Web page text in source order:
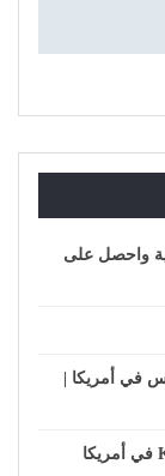
واحصل على
في أمريكا |
منحة جامعة ستانفورد Knight-Hennessy 2027 في أمريكا